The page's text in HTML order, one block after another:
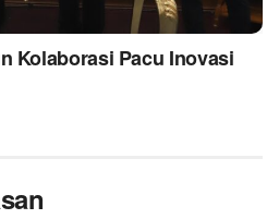
Kolaborasi Pacu Inovasi